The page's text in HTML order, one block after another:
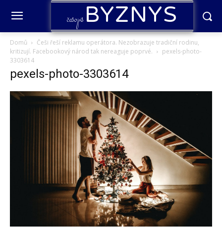
časopisBYZNYS
Domů
Češi řeší reklamu operátora. Nezobrazuje tradiční rodinu,
kritizují. Facebookový národ tak nereaguje poprvé.
pexels-photo-
3303614
pexels-photo-3303614